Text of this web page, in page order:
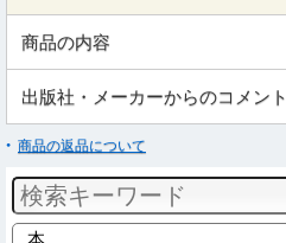
商品の内容
出版社・メーカーからのコメント
商品の返品について